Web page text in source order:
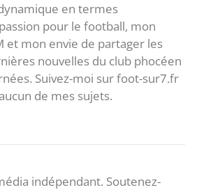
en termes
pour le football, mon
et mon envie de partager les
nouvelles du club phocéen
Suivez-moi sur foot-sur7.fr
de mes sujets.
indépendant. Soutenez-